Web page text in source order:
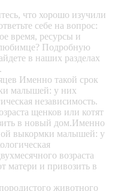
что хорошо изучили
себе на вопрос:
время, ресурсы и
Подробную
в наших разделах
.
Именно такой срок
малышей: у них
независимость.
щенков или котят
в новый дом.Именно
выкормки малышей: у
возраста
матери и привозить в
животного